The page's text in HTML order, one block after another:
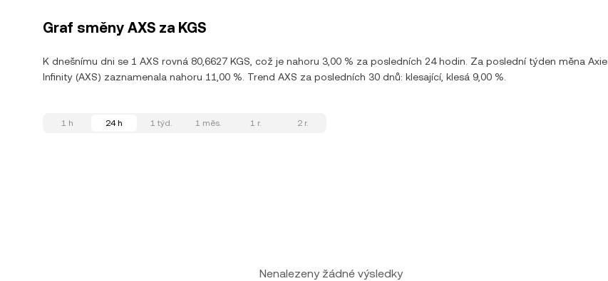
Graf směny AXS za KGS
K dnešnímu dni se 1 AXS rovná 80,6627 KGS, což je nahoru 3,00 % za posledních 24 hodin. Za poslední týden měna Axie
Infinity (AXS) zaznamenala nahoru 11,00 %. Trend AXS za posledních 30 dnů: klesající, klesá 9,00 %.
1 h 24 h 1 týd. 1 měs. 1 r. 2 r.
Nenalezeny žádné výsledky